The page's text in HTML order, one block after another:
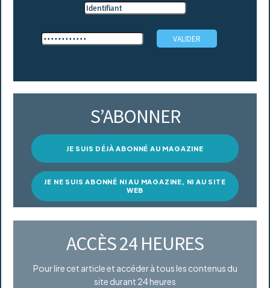
S’ABONNER
JE SUIS DÉJÀ ABONNÉ AU MAGAZINE
JE NE SUIS ABONNÉ NI AU MAGAZINE, NI AU SITE
WEB
ACCÈS 24 HEURES
Pour lire cet article et accéder à tous les contenus du
site durant 24 heures